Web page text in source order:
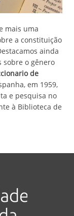
mais uma
a constituição
ainda
sobre o gênero
de
em 1959,
e pesquisa no
à Biblioteca de